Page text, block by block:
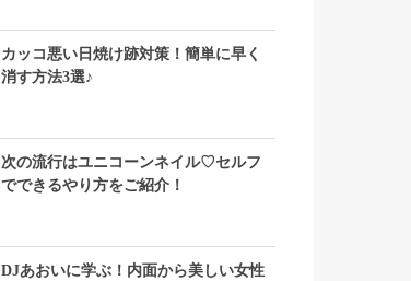
カッコ悪い日焼け跡対策！簡単に早く
消す方法3選♪
次の流行はユニコーンネイル♡セルフ
でできるやり方をご紹介！
DJあおいに学ぶ！内面から美しい女性